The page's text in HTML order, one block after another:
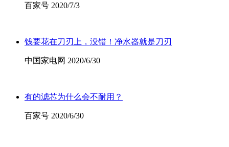
百家号 2020/7/3
钱要花在刀刃上，没错！净水器就是刀刃
中国家电网 2020/6/30
有的滤芯为什么会不耐用？
百家号 2020/6/30